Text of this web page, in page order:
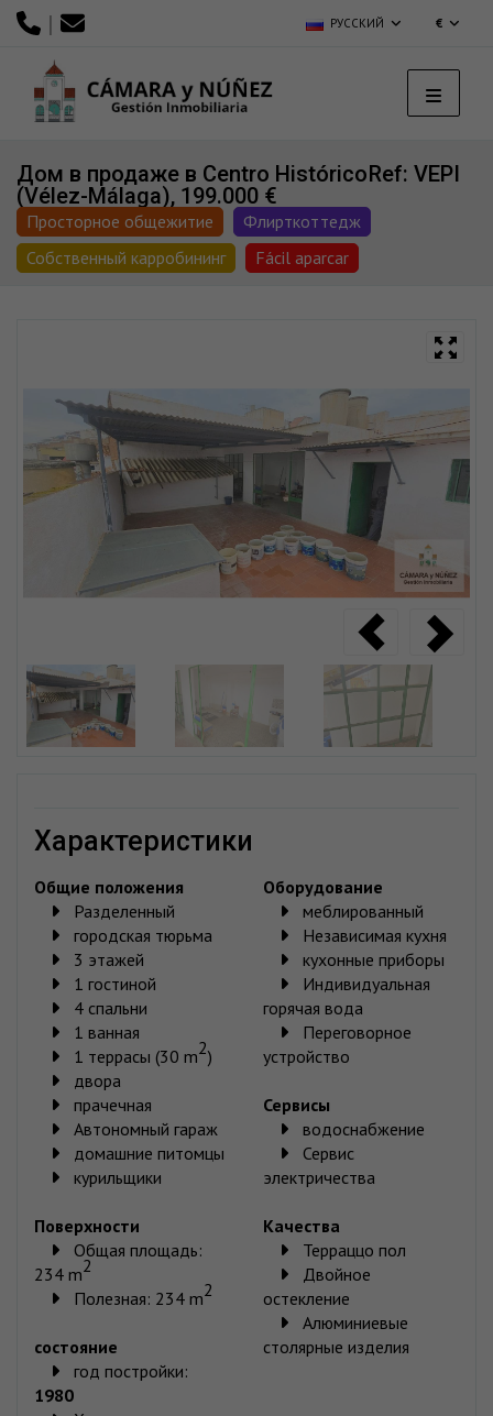
| РУССКИЙ €
Ref: VEPI
Дом в продаже в Centro Histórico
(Vélez-Málaga), 199.000 €
Просторное общежитие
Флирткоттедж
Собственный карробининг
Fácil aparcar
характеристики
Общие положения
Разделенный
городская тюрьма
3 этажей
1 гостиной
4 спальни
1 ванная
1 террасы (30 m2)
двора
прачечная
Автономный гараж
домашние питомцы
курильщики
Поверхности
Общая площадь:
234 m2
Полезная: 234 m2
состояние
год постройки:
1980
Oборудование
меблированный
Независимая кухня
кухонные приборы
Индивидуальная
горячая вода
Переговорное
устройство
Сервисы
водоснабжение
Сервис
электричества
Качества
Терраццо пол
Двойное
остекление
Алюминиевые
столярные изделия